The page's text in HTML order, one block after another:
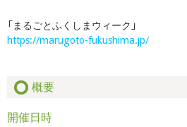
「まるごとふくしまウィーク」
https://marugoto-fukushima.jp/
概要
開催日時